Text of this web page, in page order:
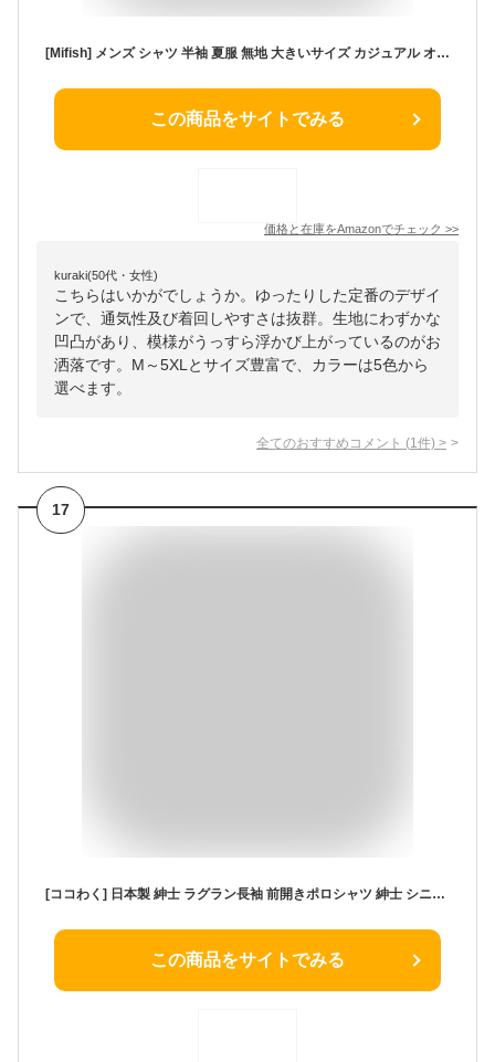
[Mifish] メンズ シャツ 半袖 夏服 無地 大きいサイズ カジュアル オシャレ おしゃれ ゆったり シンプル 軽い 柔らかい 人気 服 シャツ メンズ
この商品をサイトでみる
価格と在庫をAmazonでチェック >>
kuraki(50代・女性)
こちらはいかがでしょうか。ゆったりした定番のデザイ
ンで、通気性及び着回しやすさは抜群。生地にわずかな
凹凸があり、模様がうっすら浮かび上がっているのがお
洒落です。M～5XLとサイズ豊富で、カラーは5色から
選べます。
全てのおすすめコメント (1 件) >
17
[ココわく] 日本製 紳士 ラグラン長袖 前開きポロシャツ 紳士 シニアファッション 60代 70代 80代 春夏 (M, サックス)
この商品をサイトでみる